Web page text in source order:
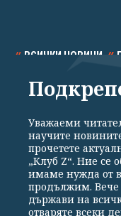
ВСИЧКИ НОВИНИ
СПОРТ КУЛТУРА
Общи условия
Уважаеми
научите
прочетете
„Клуб Z“. Ние се
имаме нужда от
продължим. Вече
държави на
отваряте всеки